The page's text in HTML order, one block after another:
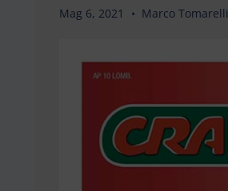
Mag 6, 2021 Marco Tomarelli